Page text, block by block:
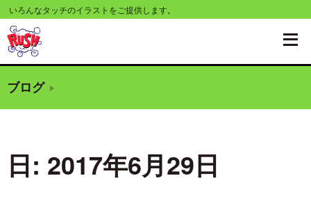
コ
ン
テ
ツ
いろんなタッチのイラストをご提供します。
ブログ
日: 2017年6月29日